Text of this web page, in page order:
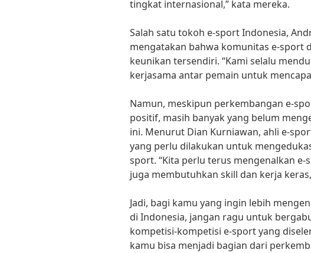
tingkat internasional,” kata mereka.
Salah satu tokoh e-sport Indonesia,
mengatakan bahwa komunitas e-sport
keunikan tersendiri. “Kami selalu
kerjasama antar pemain untuk
Namun, meskipun perkembangan e-
positif, masih banyak yang belum
ini. Menurut Dian Kurniawan, ahli e-
yang perlu dilakukan untuk
sport. “Kita perlu terus mengenalkan
juga membutuhkan skill dan kerja
Jadi, bagi kamu yang ingin lebih
di Indonesia, jangan ragu untuk
kompetisi-kompetisi e-sport yang
kamu bisa menjadi bagian dari